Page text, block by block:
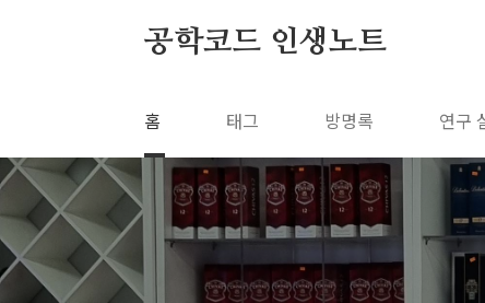
공학코드 인생노트
홈 태그 방명록 연구